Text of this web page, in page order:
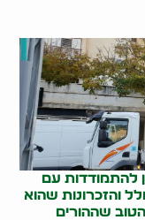
להתמודדות עם
והזכרונות שהוא
שההורים